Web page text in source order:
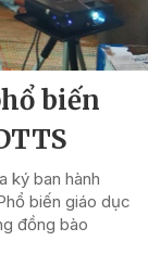
biến
ký ban hành
biến giáo dục
đồng bào